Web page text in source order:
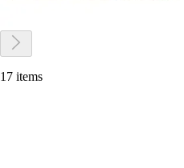
17 items